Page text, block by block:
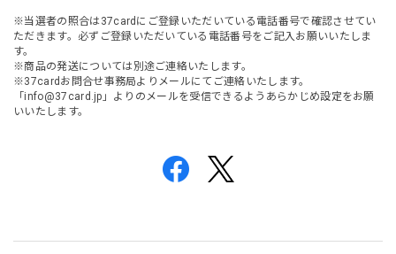
※当選者の照合は37cardにご登録いただいている電話番号で確認させてい
ただきます。必ずご登録いただいている電話番号をご記入お願いいたしま
す。
※商品の発送については別途ご連絡いたします。
※37cardお問合せ事務局よりメールにてご連絡いたします。
「info@37card.jp 」よりのメールを受信できるようあらかじめ設定をお願
いいたします。